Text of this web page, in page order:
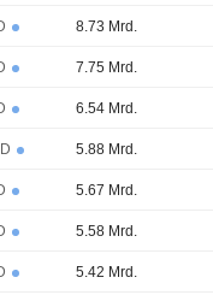
8.73 Mrd.
7.75 Mrd.
6.54 Mrd.
5.88 Mrd.
5.67 Mrd.
5.58 Mrd.
5.42 Mrd.